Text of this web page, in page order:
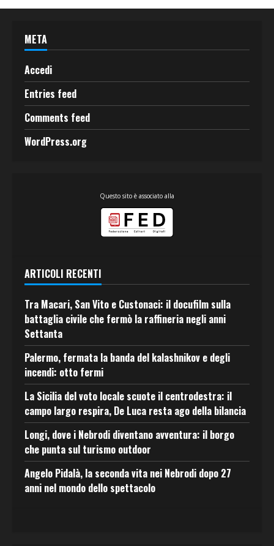
META
Accedi
Entries feed
Comments feed
WordPress.org
Questo sito è associato alla
ARTICOLI RECENTI
Tra Macari, San Vito e Custonaci: il docufilm sulla
battaglia civile che fermò la raffineria negli anni
Settanta
Palermo, fermata la banda del kalashnikov e degli
incendi: otto fermi
La Sicilia del voto locale scuote il centrodestra: il
campo largo respira, De Luca resta ago della bilancia
Longi, dove i Nebrodi diventano avventura: il borgo
che punta sul turismo outdoor
Angelo Pidalà, la seconda vita nei Nebrodi dopo 27
anni nel mondo dello spettacolo